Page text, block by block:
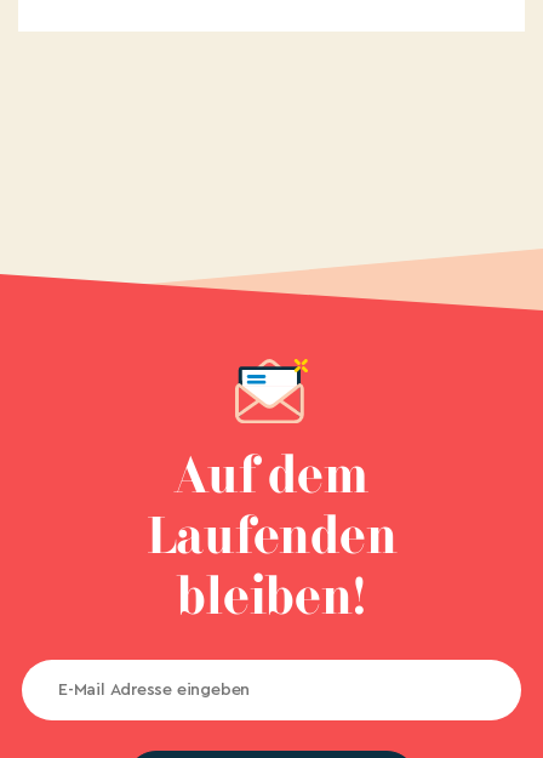
Auf dem
Laufenden
bleiben!